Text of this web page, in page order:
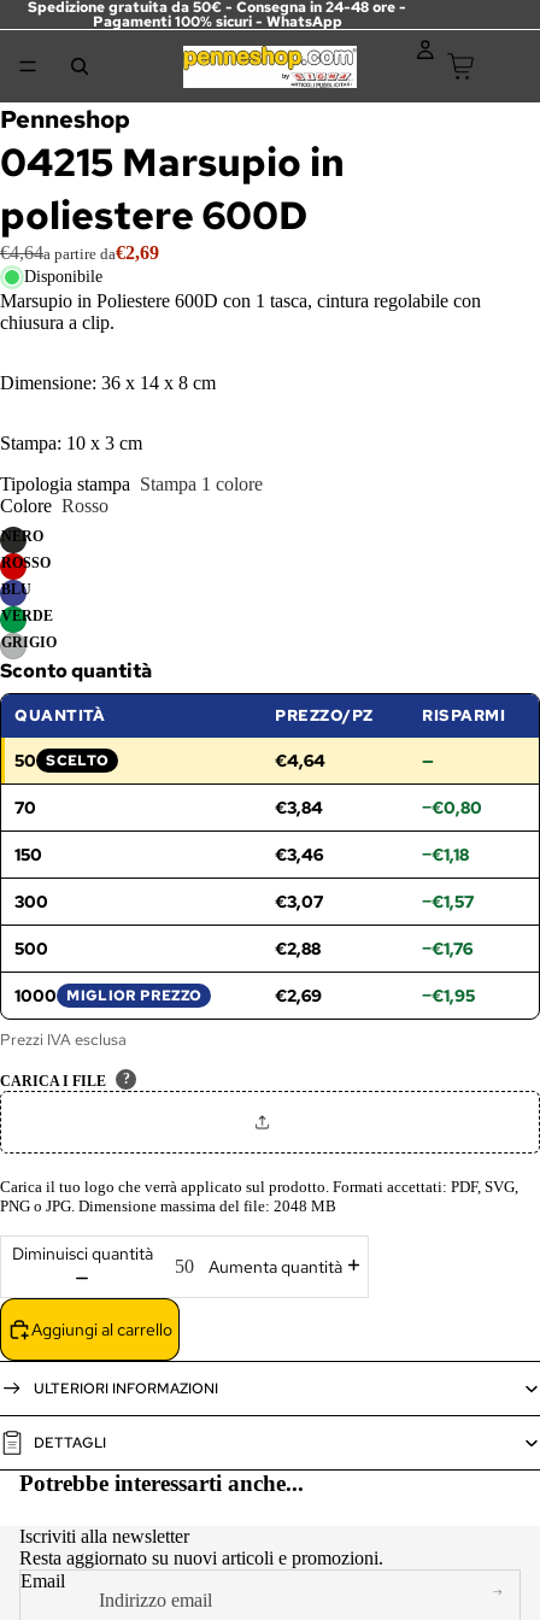
Spedizione gratuita da 50€ - Consegna in 24-48 ore -
Pagamenti 100% sicuri - WhatsApp
Penneshop
04215 Marsupio in
poliestere 600D
€4,64a partire da€2,69
Disponibile
Marsupio in Poliestere 600D con 1 tasca, cintura regolabile con
chiusura a clip.
Dimensione: 36 x 14 x 8 cm
Stampa: 10 x 3 cm
Colore Rosso
NERO
ROSSO
BLU
VERDE
GRIGIO
Tipologia stampa Stampa 1 colore
Sconto quantità
QUANTITÀ PREZZO/PZ RISPARMI
50 FASCIA SELEZIONATA:
SCELTO €4,64 —
70 €3,84 −€0,80
150 €3,46 −€1,18
300 €3,07 −€1,57
500 €2,88 −€1,76
1000 MIGLIOR PREZZO €2,69 −€1,95
Prezzi IVA esclusa
CARICA I FILE ?
Carica il tuo logo che verrà applicato sul prodotto. Formati accettati: PDF, SVG,
PNG o JPG. Dimensione massima del file: 2048 MB
Diminuisci quantità
Aumenta quantità
Aggiungi al carrello
ULTERIORI INFORMAZIONI
DETTAGLI
Potrebbe interessarti anche...
Iscriviti alla newsletter
Resta aggiornato su nuovi articoli e promozioni.
Email